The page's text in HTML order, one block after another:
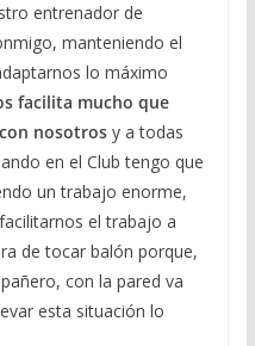
entrenador de
manteniendo el
lo máximo
facilita mucho que
nosotrosy a todas
en el Club tengo que
un trabajo enorme,
el trabajo a
de tocar balón porque,
con la pared va
esta situación lo